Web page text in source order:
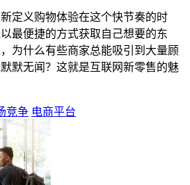
定义购物体验在这个快节奏的时
最便捷的方式获取自己想要的东
为什么有些商家总能吸引到大量顾
默无闻？这就是互联网新零售的魅
竞争 电商平台